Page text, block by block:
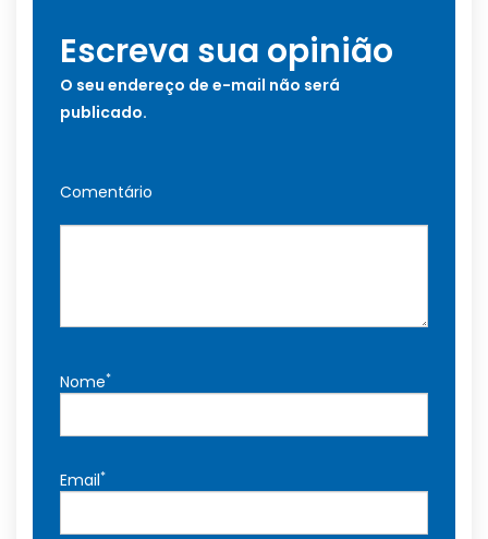
Escreva sua opinião
O seu endereço de e-mail não será
publicado.
Comentário
Nome*
Email*